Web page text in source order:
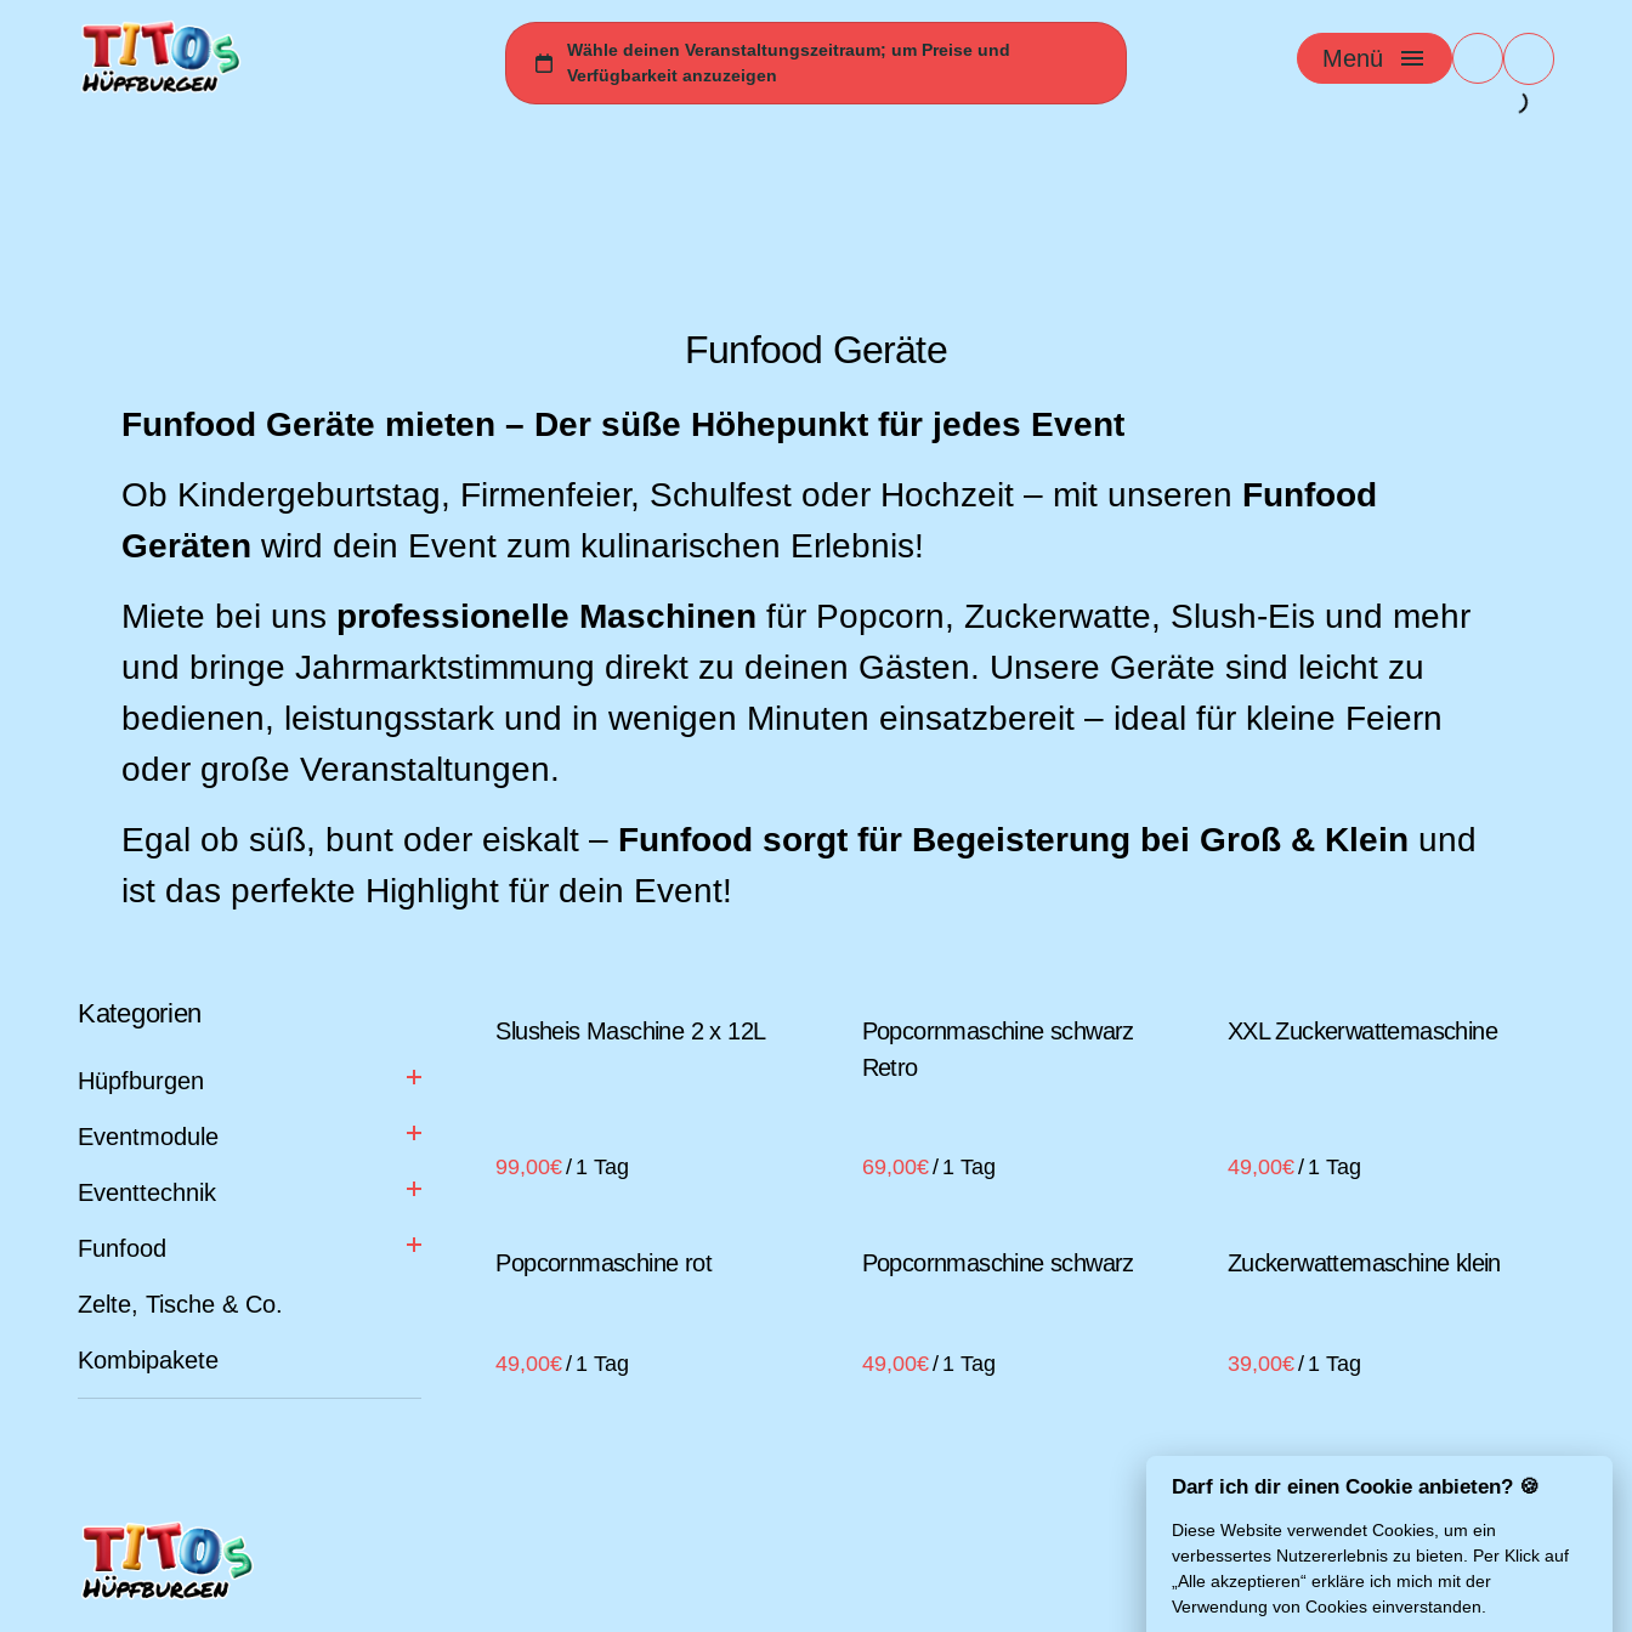
Menü
Funfood Geräte
Funfood Geräte mieten – Der süße Höhepunkt für jedes Event
Ob Kindergeburtstag, Firmenfeier, Schulfest oder Hochzeit – mit unseren Funfood
Geräten wird dein Event zum kulinarischen Erlebnis!
Miete bei uns professionelle Maschinen für Popcorn, Zuckerwatte, Slush-Eis und mehr
und bringe Jahrmarktstimmung direkt zu deinen Gästen. Unsere Geräte sind leicht zu
bedienen, leistungsstark und in wenigen Minuten einsatzbereit – ideal für kleine Feiern
oder große Veranstaltungen.
Egal ob süß, bunt oder eiskalt – Funfood sorgt für Begeisterung bei Groß & Klein und
ist das perfekte Highlight für dein Event!
Kategorien
Hüpfburgen
mittlere Hüpfburgen
Eventmodule
In- & Outdoor Spiele
Eventtechnik
Lichttechnik
Tontechnik
Funfood
Zelte, Tische & Co.
Kombipakete
Slusheis Maschine 2 x 12L
/
Popcornmaschine schwarz
Retro
/
XXL Zuckerwattemaschine
/
Popcornmaschine rot
/
Popcornmaschine schwarz
/
Zuckerwattemaschine klein
/
Darf ich dir einen Cookie anbieten? 🍪
Diese Website verwendet Cookies, um ein
verbessertes Nutzererlebnis zu bieten. Per Klick auf
„Alle akzeptieren“ erkläre ich mich mit der
Verwendung von Cookies einverstanden.